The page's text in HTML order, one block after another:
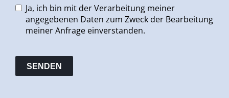
Ja, ich bin mit der Verarbeitung meiner
angegebenen Daten zum Zweck der Bearbeitung
meiner Anfrage einverstanden.